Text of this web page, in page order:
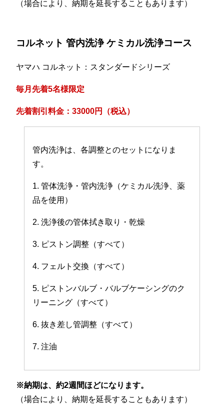
（場合により、納期を延長することもあります）
コルネット 管内洗浄 ケミカル洗浄コース
ヤマハ コルネット：スタンダードシリーズ
毎月先着5名様限定
先着割引料金：33000円（税込）
管内洗浄は、各調整とのセットになりま
す。
1. 管体洗浄・管内洗浄（ケミカル洗浄、薬
品を使用）
2. 洗浄後の管体拭き取り・乾燥
3. ピストン調整（すべて）
4. フェルト交換（すべて）
5. ピストンバルブ・バルブケーシングのク
リーニング（すべて）
6. 抜き差し管調整（すべて）
7. 注油
※納期は、約2週間ほどになります。
（場合により、納期を延長することもあります）